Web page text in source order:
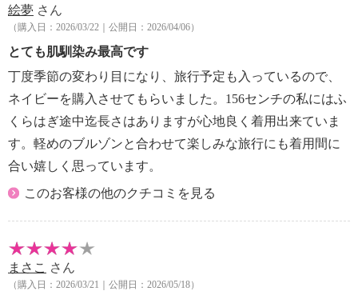
絵夢 さん
（購入日：2026/03/22｜公開日：2026/04/06）
とても肌馴染み最高です
丁度季節の変わり目になり、旅行予定も入っているので、
ネイビーを購入させてもらいました。156センチの私にはふ
くらはぎ途中迄長さはありますが心地良く着用出来ていま
す。軽めのブルゾンと合わせて楽しみな旅行にも着用間に
合い嬉しく思っています。
このお客様の他のクチコミを見る
まさこ さん
（購入日：2026/03/21｜公開日：2026/05/18）